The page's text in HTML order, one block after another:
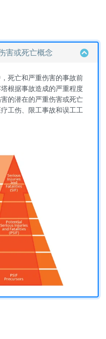
害或死亡概念
死亡和严重伤害的事故前
根据事故造成的严重程度
的潜在的严重伤害或死亡
工伤、限工事故和误工工